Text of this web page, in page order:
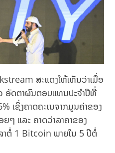
ສະແດງໃຫ້ເຫັນວ່າເມື່ອ
ອັດຕາຜົນຕອບແທນປະຈຳປີທີ່
ເຊິ່ງຄາດຄະເນຈາກມູນຄ່າຂອງ
ໆ ແລະ ຄາດວ່າລາຄາຂອງ
າຕໍ່ 1 Bitcoin ພາຍໃນ 5 ປີຕໍ່